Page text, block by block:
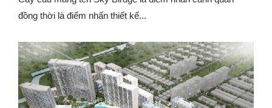
đồng thời là điểm nhấn thiết kế...